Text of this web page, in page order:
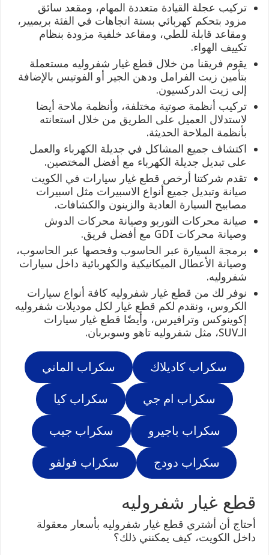
تركيب عجلة القيادة متعددة المهام، ومقعد سائق
مزود بتحكم كهربائي بستة اتجاهات في الفئة بريميير،
ومقاعد قابلة للطي، ومقاعد خلفية مزودة بنظام
تكييف الهواء.
يقوم فريقنا من خلال قطع غيار شفروليه مستعملة
بتأمين زيت الفرامل ودهن الجير أو الفوتيس بالإضافة
إلى زيت الدركسيون.
تركيب أنظمة صوتية مختلفة، وأنظمة ملاحة أيضا
لاستدلال العميل على الطريق من خلال استعانته
بأنظمة الملاحة الحديثة.
اكتشاف جميع المشاكل في جديلة الكهرباء والعمل
على تبديل جديلة الكهرباء مع أفضل المختصين.
تقدم شركتنا أرخص قطع غيار سيارات في الكويت
صيانة وتبديل جميع أنواع الاسبيرات مثل اسبيرات
مصابيح السيارة العادية والزينون والكشافات.
صيانة محركات التوربو وصيانة محركات الدوش
وصيانة محركات GDI مع أفضل فريق.
برمجة السيارة عبر الحاسوب وفحصها عبر الحاسوب،
وصيانة الأعطال الميكانيكية والكهربائية داخل سيارات
شفروليه.
نوفر لك من قطع غيار شفروليه كافة أنواع سيارات
الكروس، ونقدم لكم قطع غيار لكل موديلات شفروليه
إكوينوكس وترافيرس، وأيضًا قطع غيار سيارات
الـSUV، مثل شفروليه تاهو وسوبربان.
سكراب كاديلاك سكراب الماني
سكراب ام جي سكراب كيا
سكراب باجيرو سكراب جيب
سكراب دودج سكراب فولفو
قطع غيار شفروليه
أحتاج أن أشتري قطع غيار شفروليه بأسعار معقولة
داخل الكويت، كيف يمكنني ذلك؟